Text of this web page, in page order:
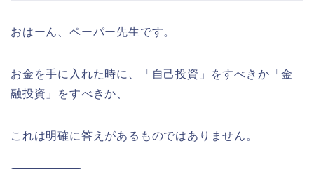
おはーん、ペーパー先生です。
お金を手に入れた時に、「自己投資」をすべきか「金
融投資」をすべきか、
これは明確に答えがあるものではありません。